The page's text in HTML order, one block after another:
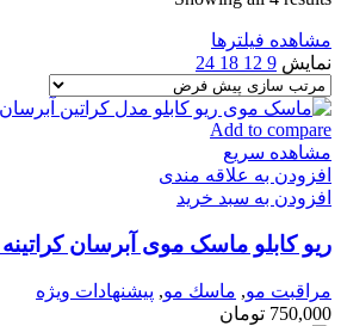
مشاهده فیلترها
نمایش 9
12
18
24
Add to compare
مشاهده سریع
افزودن به علاقه مندی
افزودن به سبد خرید
ریو کابلو ماسک موی آبرسان
مراقبت مو, ماسك مو, پیشنهادات ویژه
750,000 تومان